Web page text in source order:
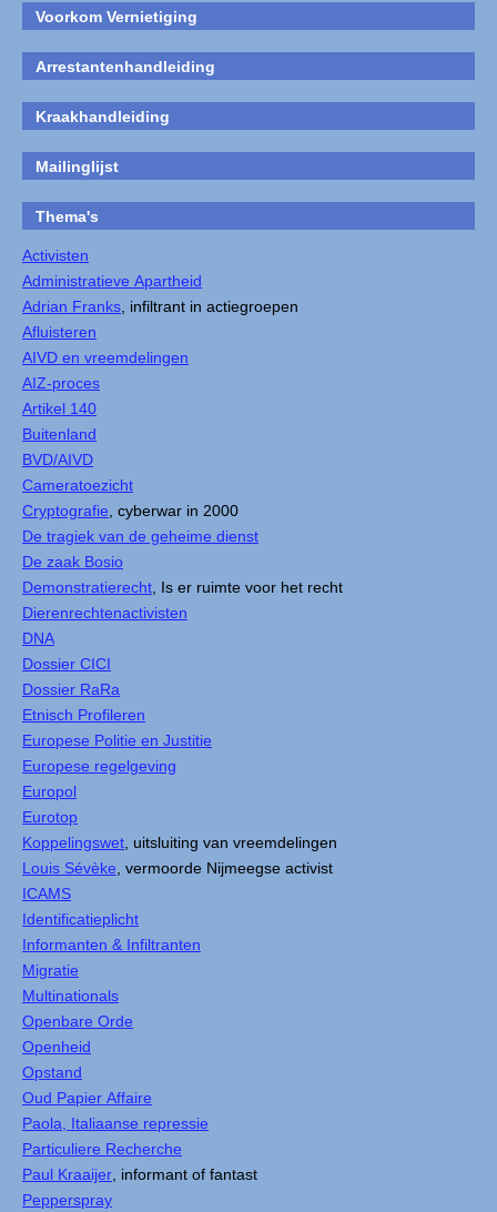
Voorkom Vernietiging
Arrestantenhandleiding
Kraakhandleiding
Mailinglijst
Thema's
Activisten
Administratieve Apartheid
Adrian Franks , infiltrant in actiegroepen
Afluisteren
AIVD en vreemdelingen
AIZ-proces
Artikel 140
Buitenland
BVD/AIVD
Cameratoezicht
Cryptografie , cyberwar in 2000
De tragiek van de geheime dienst
De zaak Bosio
Demonstratierecht , Is er ruimte voor het recht
Dierenrechtenactivisten
DNA
Dossier CICI
Dossier RaRa
Etnisch Profileren
Europese Politie en Justitie
Europese regelgeving
Europol
Eurotop
Koppelingswet , uitsluiting van vreemdelingen
Louis Sévèke , vermoorde Nijmeegse activist
ICAMS
Identificatieplicht
Informanten & Infiltranten
Migratie
Multinationals
Openbare Orde
Openheid
Opstand
Oud Papier Affaire
Paola, Italiaanse repressie
Particuliere Recherche
Paul Kraaijer , informant of fantast
Pepperspray